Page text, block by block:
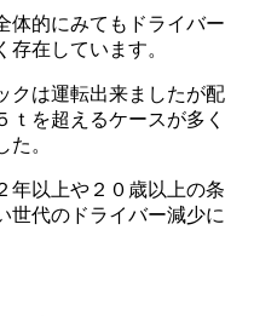
体的にみてもドライバー
在しています。
クは運転出来ましたが配
を超えるケースが多く
。
年以上や２０歳以上の条
世代のドライバー減少に